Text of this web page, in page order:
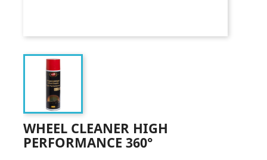
WHEEL CLEANER HIGH
PERFORMANCE 360°